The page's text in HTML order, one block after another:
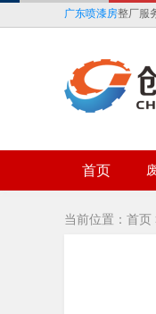
广东喷漆房整厂服
首页
当前位置： 首页